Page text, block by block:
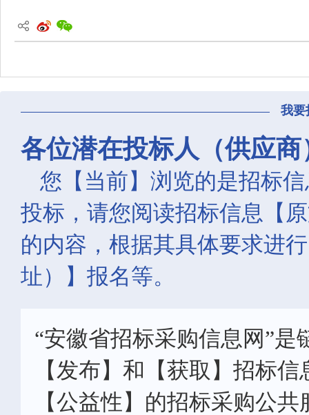
我要
各位潜在投标人（供应商
您【当前】浏览的是招标
投标，请您阅读招标信息【
的内容，根据其具体要求进
址）】报名等。
“安徽省招标采购信息网”
【发布】和【获取】招标
【公益性】的招标采购公